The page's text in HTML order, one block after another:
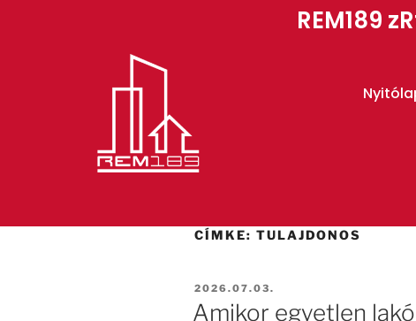
REM189
CÍMKE: TULAJDONOS
2026.07.03.
Amikor egyetlen